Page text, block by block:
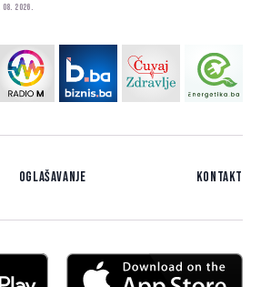
08. 2026.
Oglašavanje Kontakt